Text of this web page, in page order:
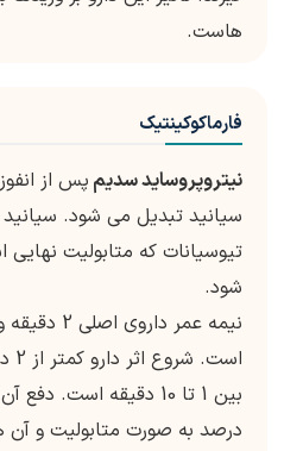
هاست.
فارماکوکینتیک
نیتروپروساید سدیم پس از
سیانید تبدیل می شود.
تیوسیانات که متابولیت نهایی
شود.
درصد به صورت متابولیت و